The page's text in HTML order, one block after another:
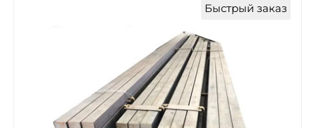
Быстрый заказ